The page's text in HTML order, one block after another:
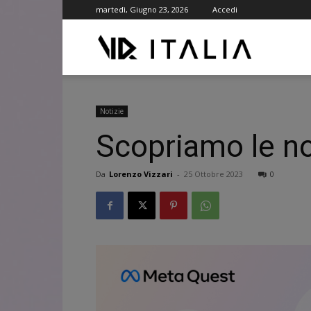
martedì, Giugno 23, 2026 Accedi
Notizie
Scopriamo le
Da Lorenzo Vizzari - 25 Ottobre 2023 0